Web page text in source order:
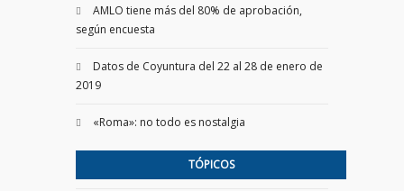
AMLO tiene más del 80% de aprobación,
según encuesta
Datos de Coyuntura del 22 al 28 de enero de
2019
«Roma»: no todo es nostalgia
TÓPICOS